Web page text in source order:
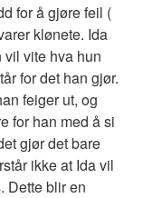
for å gjøre feil (
klønete. Ida
vite hva hun
for det han gjør.
feiger ut, og
for han med å si
gjør det bare
ikke at Ida vil
Dette blir en